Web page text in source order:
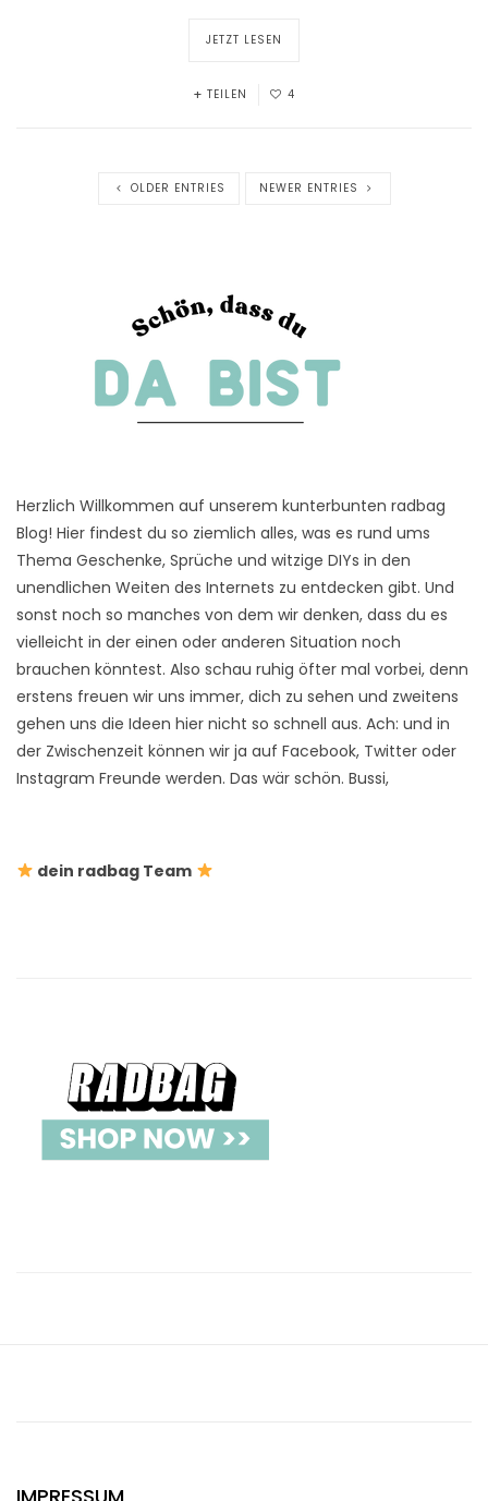
JETZT LESEN
TEILEN 4
OLDER ENTRIES NEWER ENTRIES
Herzlich Willkommen auf unserem kunterbunten radbag
Blog! Hier findest du so ziemlich alles, was es rund ums
Thema Geschenke, Sprüche und witzige DIYs in den
unendlichen Weiten des Internets zu entdecken gibt. Und
sonst noch so manches von dem wir denken, dass du es
vielleicht in der einen oder anderen Situation noch
brauchen könntest. Also schau ruhig öfter mal vorbei, denn
erstens freuen wir uns immer, dich zu sehen und zweitens
gehen uns die Ideen hier nicht so schnell aus. Ach: und in
der Zwischenzeit können wir ja auf Facebook, Twitter oder
Instagram Freunde werden. Das wär schön. Bussi,
dein radbag Team